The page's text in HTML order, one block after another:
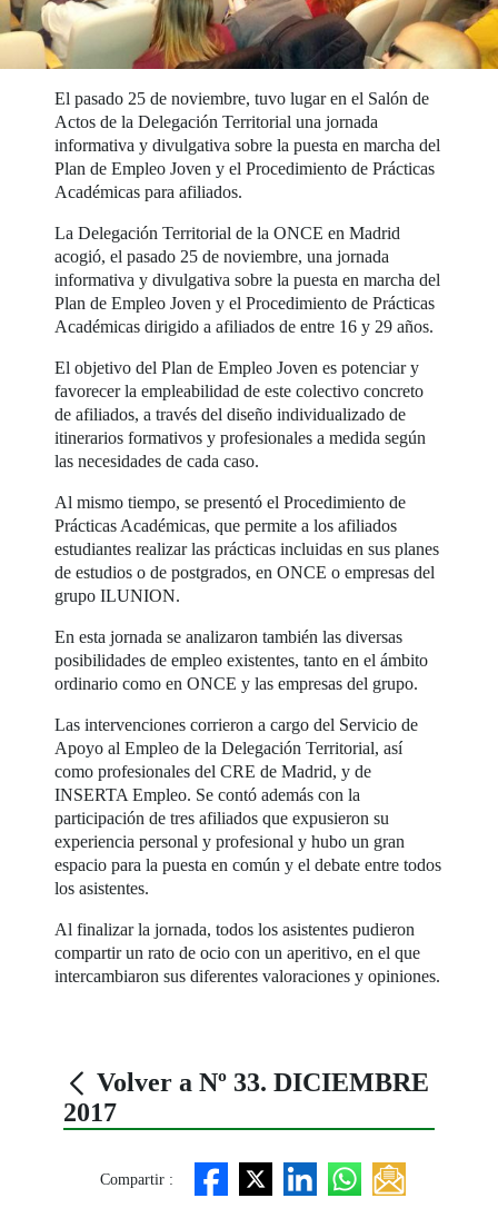
El pasado 25 de noviembre, tuvo lugar en el Salón de
Actos de la Delegación Territorial una jornada
informativa y divulgativa sobre la puesta en marcha del
Plan de Empleo Joven y el Procedimiento de Prácticas
Académicas para afiliados.
La Delegación Territorial de la ONCE en Madrid
acogió, el pasado 25 de noviembre, una jornada
informativa y divulgativa sobre la puesta en marcha del
Plan de Empleo Joven y el Procedimiento de Prácticas
Académicas dirigido a afiliados de entre 16 y 29 años.
El objetivo del Plan de Empleo Joven es potenciar y
favorecer la empleabilidad de este colectivo concreto
de afiliados, a través del diseño individualizado de
itinerarios formativos y profesionales a medida según
las necesidades de cada caso.
Al mismo tiempo, se presentó el Procedimiento de
Prácticas Académicas, que permite a los afiliados
estudiantes realizar las prácticas incluidas en sus planes
de estudios o de postgrados, en ONCE o empresas del
grupo ILUNION.
En esta jornada se analizaron también las diversas
posibilidades de empleo existentes, tanto en el ámbito
ordinario como en ONCE y las empresas del grupo.
Las intervenciones corrieron a cargo del Servicio de
Apoyo al Empleo de la Delegación Territorial, así
como profesionales del CRE de Madrid, y de
INSERTA Empleo. Se contó además con la
participación de tres afiliados que expusieron su
experiencia personal y profesional y hubo un gran
espacio para la puesta en común y el debate entre todos
los asistentes.
Al finalizar la jornada, todos los asistentes pudieron
compartir un rato de ocio con un aperitivo, en el que
intercambiaron sus diferentes valoraciones y opiniones.
Volver a Nº 33. DICIEMBRE
2017
Compartir :